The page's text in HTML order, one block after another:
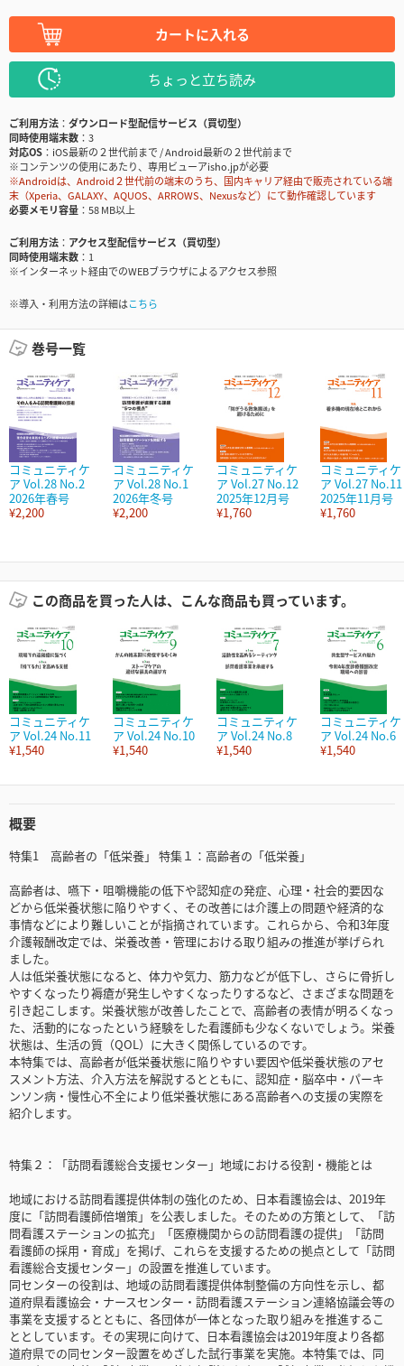
カートに入れる
ちょっと立ち読み
ご利用方法
ダウンロード型配信サービス（買切型）
同時使用端末数
3
対応OS
iOS最新の２世代前まで / Android最新の２世代前まで
※コンテンツの使用にあたり、専用ビューアisho.jpが必要
※Androidは、Android２世代前の端末のうち、国内キャリア経由で販売されている端
末（Xperia、GALAXY、AQUOS、ARROWS、Nexusなど）にて動作確認しています
必要メモリ容量
58 MB以上
ご利用方法
アクセス型配信サービス（買切型）
同時使用端末数
1
※インターネット経由でのWEBブラウザによるアクセス参照
※導入・利用方法の詳細はこちら
巻号一覧
コミュニティケ
ア Vol.28 No.2
2026年春号
¥2,200
コミュニティケ
ア Vol.28 No.1
2026年冬号
¥2,200
コミュニティケ
ア Vol.27 No.12
2025年12月号
¥1,760
コミュニティケ
ア Vol.27 No.11
2025年11月号
¥1,760
この商品を買った人は、こんな商品も買っています。
コミュニティケ
ア Vol.24 No.11
¥1,540
コミュニティケ
ア Vol.24 No.10
¥1,540
コミュニティケ
ア Vol.24 No.8
¥1,540
コミュニティケ
ア Vol.24 No.6
¥1,540
概要
特集1 高齢者の「低栄養」 特集１：高齢者の「低栄養」
高齢者は、嚥下・咀嚼機能の低下や認知症の発症、心理・社会的要因な
どから低栄養状態に陥りやすく、その改善には介護上の問題や経済的な
事情などにより難しいことが指摘されています。これらから、令和3年度
介護報酬改定では、栄養改善・管理における取り組みの推進が挙げられ
ました。
人は低栄養状態になると、体力や気力、筋力などが低下し、さらに骨折し
やすくなったり褥瘡が発生しやすくなったりするなど、さまざまな問題を
引き起こします。栄養状態が改善したことで、高齢者の表情が明るくなっ
た、活動的になったという経験をした看護師も少なくないでしょう。栄養
状態は、生活の質（QOL）に大きく関係しているのです。
本特集では、高齢者が低栄養状態に陥りやすい要因や低栄養状態のアセ
スメント方法、介入方法を解説するとともに、認知症・脳卒中・パーキ
ンソン病・慢性心不全により低栄養状態にある高齢者への支援の実際を
紹介します。
特集２：「訪問看護総合支援センター」地域における役割・機能とは
地域における訪問看護提供体制の強化のため、日本看護協会は、2019年
度に「訪問看護師倍増策」を公表しました。そのための方策として、「訪
問看護ステーションの拡充」「医療機関からの訪問看護の提供」「訪問
看護師の採用・育成」を掲げ、これらを支援するための拠点として「訪問
看護総合支援センター」の設置を推進しています。
同センターの役割は、地域の訪問看護提供体制整備の方向性を示し、都
道府県看護協会・ナースセンター・訪問看護ステーション連絡協議会等の
事業を支援するとともに、各団体が一体となった取り組みを推進するこ
ととしています。その実現に向けて、日本看護協会は2019年度より各都
道府県での同センター設置をめざした試行事業を実施。本特集では、同